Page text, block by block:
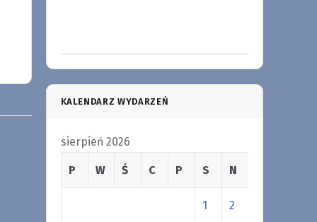
KALENDARZ WYDARZEŃ
sierpień 2026
P W Ś C P S N
1 2